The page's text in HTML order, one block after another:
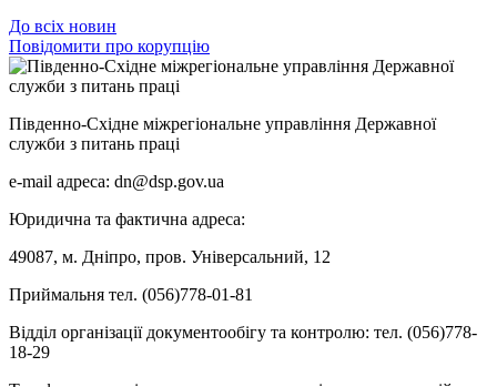
До всіх новин
Повідомити про корупцію
Південно-Східне міжрегіональне управління Державної
служби з питань праці
e-mail адреса: dn@dsp.gov.ua
Юридична та фактична адреса:
49087, м. Дніпро, пров. Універсальний, 12
Приймальня тел. (056)778-01-81
Відділ організації документообігу та контролю: тел. (056)778-
18-29